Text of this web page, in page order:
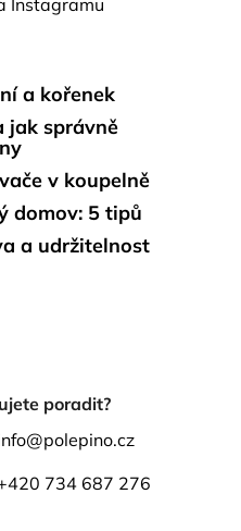
a kořenek
jak správně
v koupelně
domov: 5 tipů
a udržitelnost
poradit?
@polepino.cz
734 687 276